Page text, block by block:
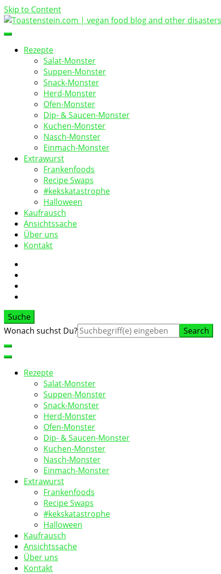
Skip to Content
Toastenstein.com
vegan food blog
Rezepte
Salat-Monster
Suppen-Monster
Snack-Monster
Herd-Monster
Ofen-Monster
Dip- & Saucen-Monster
Kuchen-Monster
Nasch-Monster
Einmach-Monster
Extrawurst
Frankenfoods
Recipe Swaps
#kekskatastrophe
Halloween
Kaufrausch
Ansichtssache
Über uns
Kontakt
Suche
Suche
Wonach suchst Du?
Rezepte
Salat-Monster
Suppen-Monster
Snack-Monster
Herd-Monster
Ofen-Monster
Dip- & Saucen-Monster
Kuchen-Monster
Nasch-Monster
Einmach-Monster
Extrawurst
Frankenfoods
Recipe Swaps
#kekskatastrophe
Halloween
Kaufrausch
Ansichtssache
Über uns
Kontakt